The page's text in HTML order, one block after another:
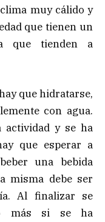
muy cálido y
que tienen un
que tienden a
que hidratarse,
con agua.
actividad y se ha
que esperar a
una bebida
misma debe ser
Al finalizar se
más si se ha